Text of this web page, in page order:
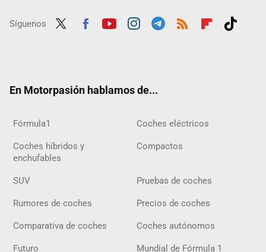
Síguenos
En Motorpasión hablamos de...
Fórmula1 Coches eléctricos
Coches híbridos y
enchufables
Compactos
SUV Pruebas de coches
Rumores de coches Precios de coches
Comparativa de coches Coches autónomos
Futuro Mundial de Fórmula 1